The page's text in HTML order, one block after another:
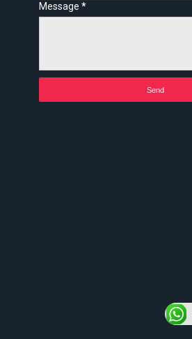
Message*